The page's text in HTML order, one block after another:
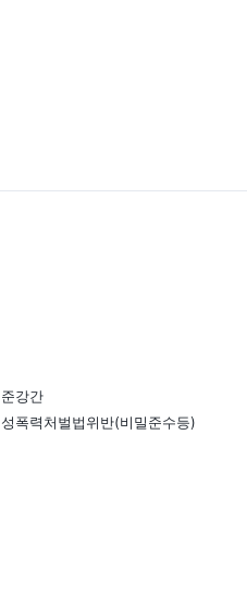
준강간
성폭력처벌법위반(비밀준수등)